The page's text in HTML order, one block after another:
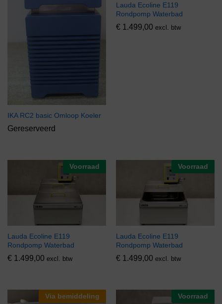
IKA RC2 basic Omloop Koeler
Gereserveerd
Lauda Ecoline E119
Rondpomp Waterbad
€ 1.499,00 excl. btw
Voorraad
Lauda Ecoline E119
Rondpomp Waterbad
€ 1.499,00 excl. btw
Voorraad
Lauda Ecoline E119
Rondpomp Waterbad
€ 1.499,00 excl. btw
Via bemiddeling Voorraad